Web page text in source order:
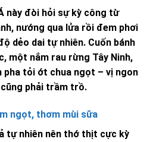
này đòi hỏi sự kỳ công từ
nướng qua lửa rồi đem phơi
dẻo dai tự nhiên. Cuốn bánh
một nắm rau rừng Tây Ninh,
pha tỏi ớt chua ngọt – vị ngon
phải trầm trồ.
ngọt, thơm mùi sữa
tự nhiên nên thớ thịt cực kỳ